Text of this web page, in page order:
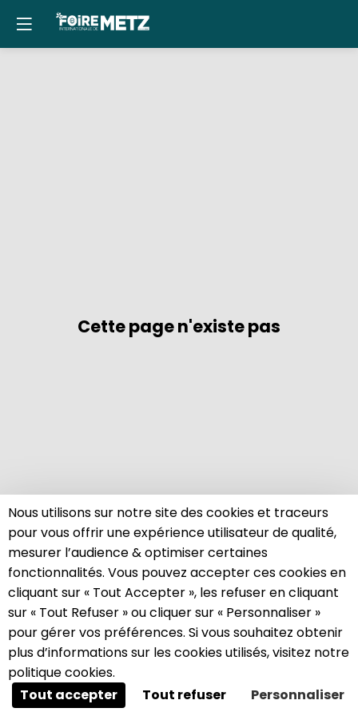
Cette page n'existe pas
A propos des cookies sur ce site
Ce site utilise des cookies visant à améliorer votre
expérience.
Panneau de gestion des cookies
Nous utilisons sur notre site des cookies et traceurs
pour vous offrir une expérience utilisateur de qualité,
mesurer l’audience & optimiser certaines
fonctionnalités. Vous pouvez accepter ces cookies en
cliquant sur « Tout Accepter », les refuser en cliquant
sur « Tout Refuser » ou cliquer sur « Personnaliser »
pour gérer vos préférences. Si vous souhaitez obtenir
plus d’informations sur les cookies utilisés, visitez notre
politique cookies.
Tout accepter
Tout refuser Personnaliser